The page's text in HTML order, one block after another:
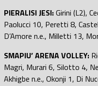
PIERALISI JESI:Girini (L2),
Paolucci 10, Peretti 8,
D’Amore n.e., Milletti 13,
SMAPIU’ ARENA VOLLEY:
Magri, Murari 6, Silotto 4,
Akhigbe n.e., Okonji 1, Di